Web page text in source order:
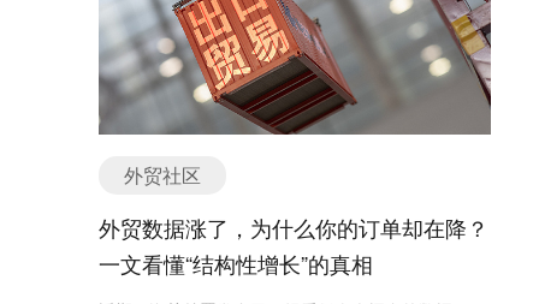
要价值是，帮助企业获得更多的流量，提升转化率
（流量——询盘——订单）。 询盘云是如何做到这些
的？ 首先要了解询盘云的初衷：不是简简单单的让企
业在付费的前几天获得寥寥的客户，而是真真正正的
解决用户的海外营销问题，让用户在若干年后仍能健
让流量到达营销管理和销售管理全部打通的系统才能
是真正的解决方案。 以流量为例，流量的来源有很多
种渠道：SEM，SEO，SNS，B2B平台等，首先SEO
是在已知产品的关键词上做文章；B2B平台主要是为
外贸社区
外贸数据涨了，为什么你的订单却在降？
一文看懂“结构性增长”的真相